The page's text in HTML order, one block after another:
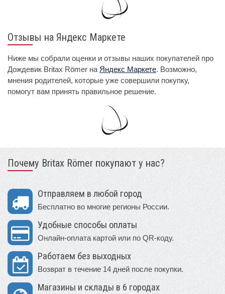
Отзывы на Яндекс Маркете
Ниже мы собрали оценки и отзывы наших покупателей про
Дождевик Britax Römer на Яндекс Маркете. Возможно,
мнения родителей, которые уже совершили покупку,
помогут вам принять правильное решение.
Почему Britax Römer покупают у нас?
Отправляем в любой город
Бесплатно во многие регионы России.
Удобные способы оплаты
Онлайн-оплата картой или по QR-коду.
Работаем без выходных
Возврат в течение 14 дней после покупки.
Магазины и склады в 6 городах